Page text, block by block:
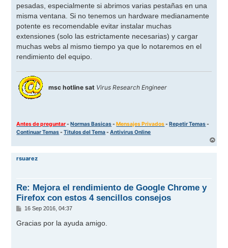
pesadas, especialmente si abrimos varias pestañas en una
misma ventana. Si no tenemos un hardware medianamente
potente es recomendable evitar instalar muchas
extensiones (solo las estrictamente necesarias) y cargar
muchas webs al mismo tiempo ya que lo notaremos en el
rendimiento del equipo.
msc hotline sat Virus Research Engineer
Antes de preguntar-Normas Basicas-Mensajes Privados-Repetir Temas-
Continuar Temas-Titulos del Tema-Antivirus Online
r
rsuarez
Re: Mejora el rendimiento de Google Chrome y
Firefox con estos 4 sencillos consejos
M
n
s
16 Sep 2016, 04:37
Gracias por la ayuda amigo.